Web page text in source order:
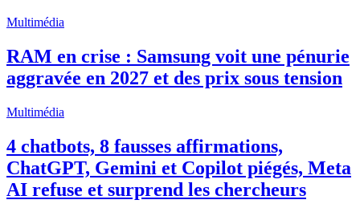
Multimédia
RAM en crise : Samsung voit une pénurie
aggravée en 2027 et des prix sous tension
Multimédia
4 chatbots, 8 fausses affirmations,
ChatGPT, Gemini et Copilot piégés, Meta
AI refuse et surprend les chercheurs